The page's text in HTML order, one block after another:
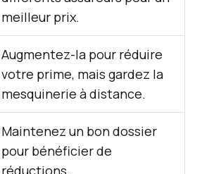
meilleur prix.
Augmentez-la pour réduire
votre prime, mais gardez la
mesquinerie à distance.
Maintenez un bon dossier
pour bénéficier de
réductions.